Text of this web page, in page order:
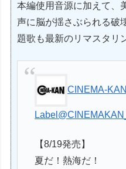
本編使用音源に加えて、
声に脳が揺さぶられる破
題歌も最新のリマスタリ
CINEMA-KAN
Label
【8/19発売】
夏だ！熱海だ！